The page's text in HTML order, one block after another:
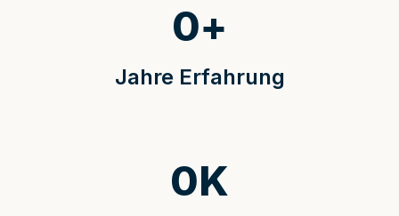
Jahre Erfahrung
0+
0K